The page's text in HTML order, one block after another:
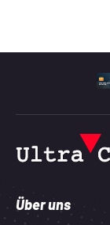
Über uns